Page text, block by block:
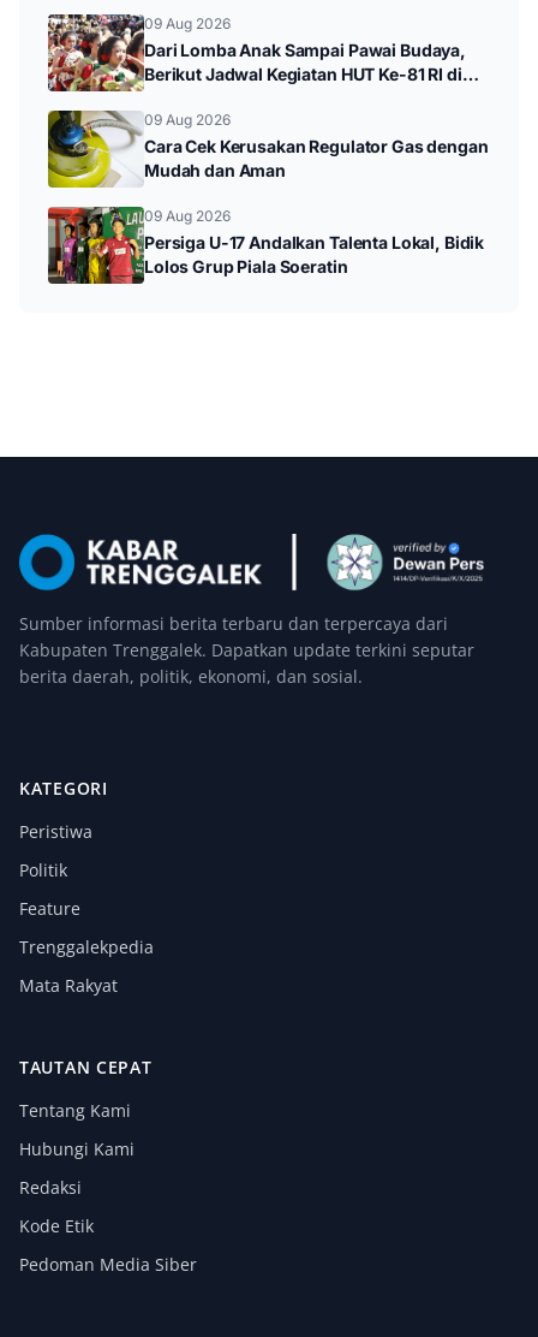
09 Aug 2026
Dari Lomba Anak Sampai Pawai Budaya,
Berikut Jadwal Kegiatan HUT Ke-81 RI di
09 Aug 2026
Cara Cek Kerusakan Regulator Gas dengan
Mudah dan Aman
09 Aug 2026
Persiga U-17 Andalkan Talenta Lokal, Bidik
Lolos Grup Piala Soeratin
Sumber informasi berita terbaru dan terpercaya dari
Kabupaten Trenggalek. Dapatkan update terkini seputar
berita daerah, politik, ekonomi, dan sosial.
KATEGORI
Peristiwa
Politik
Feature
Trenggalekpedia
Mata Rakyat
TAUTAN CEPAT
Tentang Kami
Hubungi Kami
Redaksi
Kode Etik
Pedoman Media Siber